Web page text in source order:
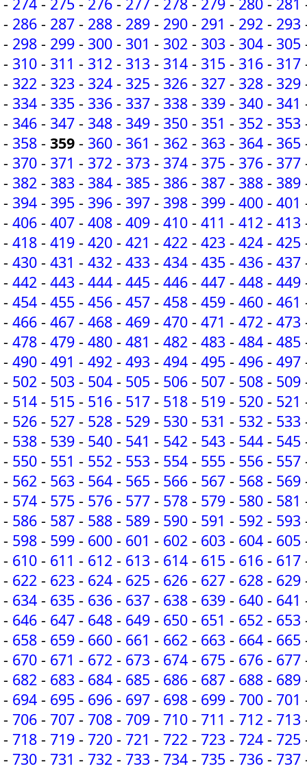
- 286 - 287 - 288 - 289 - 290 - 291 - 292 - 293
- 298 - 299 - 300 - 301 - 302 - 303 - 304 - 305
- 310 - 311 - 312 - 313 - 314 - 315 - 316 - 317
- 322 - 323 - 324 - 325 - 326 - 327 - 328 - 329
- 334 - 335 - 336 - 337 - 338 - 339 - 340 - 341
- 346 - 347 - 348 - 349 - 350 - 351 - 352 - 353
- 358 - 359 - 360 - 361 - 362 - 363 - 364 - 365
- 370 - 371 - 372 - 373 - 374 - 375 - 376 - 377
- 382 - 383 - 384 - 385 - 386 - 387 - 388 - 389
- 394 - 395 - 396 - 397 - 398 - 399 - 400 - 401
- 406 - 407 - 408 - 409 - 410 - 411 - 412 - 413
- 418 - 419 - 420 - 421 - 422 - 423 - 424 - 425
- 430 - 431 - 432 - 433 - 434 - 435 - 436 - 437
- 442 - 443 - 444 - 445 - 446 - 447 - 448 - 449
- 454 - 455 - 456 - 457 - 458 - 459 - 460 - 461
- 466 - 467 - 468 - 469 - 470 - 471 - 472 - 473
- 478 - 479 - 480 - 481 - 482 - 483 - 484 - 485
- 490 - 491 - 492 - 493 - 494 - 495 - 496 - 497
- 502 - 503 - 504 - 505 - 506 - 507 - 508 - 509
- 514 - 515 - 516 - 517 - 518 - 519 - 520 - 521
- 526 - 527 - 528 - 529 - 530 - 531 - 532 - 533
- 538 - 539 - 540 - 541 - 542 - 543 - 544 - 545
- 550 - 551 - 552 - 553 - 554 - 555 - 556 - 557
- 562 - 563 - 564 - 565 - 566 - 567 - 568 - 569
- 574 - 575 - 576 - 577 - 578 - 579 - 580 - 581
- 586 - 587 - 588 - 589 - 590 - 591 - 592 - 593
- 598 - 599 - 600 - 601 - 602 - 603 - 604 - 605
- 610 - 611 - 612 - 613 - 614 - 615 - 616 - 617
- 622 - 623 - 624 - 625 - 626 - 627 - 628 - 629
- 634 - 635 - 636 - 637 - 638 - 639 - 640 - 641
- 646 - 647 - 648 - 649 - 650 - 651 - 652 - 653
- 658 - 659 - 660 - 661 - 662 - 663 - 664 - 665
- 670 - 671 - 672 - 673 - 674 - 675 - 676 - 677
- 682 - 683 - 684 - 685 - 686 - 687 - 688 - 689
- 694 - 695 - 696 - 697 - 698 - 699 - 700 - 701
- 706 - 707 - 708 - 709 - 710 - 711 - 712 - 713
- 718 - 719 - 720 - 721 - 722 - 723 - 724 - 725
- 730 - 731 - 732 - 733 - 734 - 735 - 736 - 737